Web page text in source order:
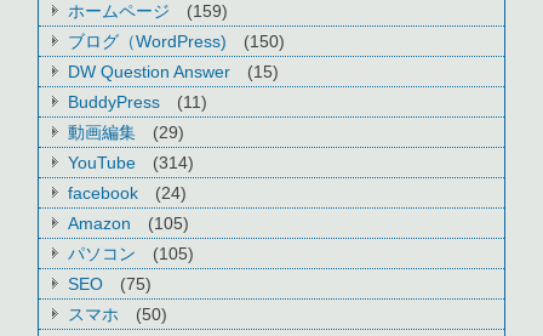
ホームページ
(159)
ブログ（WordPress)
(150)
DW Question Answer
(15)
BuddyPress
(11)
動画編集
(29)
YouTube
(314)
facebook
(24)
Amazon
(105)
パソコン
(105)
SEO
(75)
スマホ
(50)